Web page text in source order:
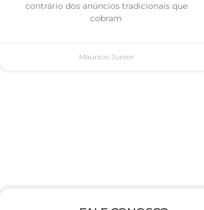
contrário dos anúncios tradicionais que
cobram
Mauricio Junior